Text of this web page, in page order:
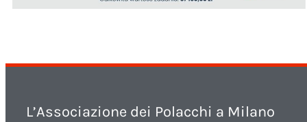
L’Associazione dei Polacchi a Milano